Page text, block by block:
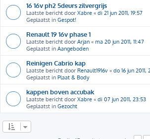
16 16v ph2 5deurs zilvergrijs
Laatste bericht door Xabre « di 21 jun 2011, 19:57
Geplaatst in Gespot!
Renault 19 16v phase 1
Laatste bericht door Arjan « ma 20 jun 2011, 11:47
Geplaatst in Aangeboden
Reinigen Cabrio kap
Laatste bericht door Renault1916v « do 16 jun 2011,
Geplaatst in Plaat & Body
kappen boven accubak
Laatste bericht door Xabre « di 07 jun 2011, 23:53
Geplaatst in Gezocht